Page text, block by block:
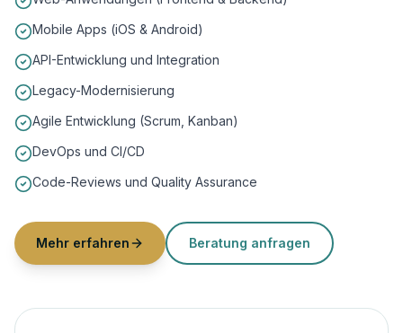
Mobile Apps (iOS & Android)
API-Entwicklung und Integration
Legacy-Modernisierung
Agile Entwicklung (Scrum, Kanban)
DevOps und CI/CD
Code-Reviews und Quality Assurance
Mehr erfahren Beratung anfragen